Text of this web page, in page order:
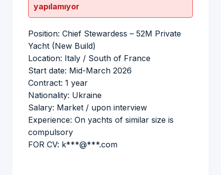
yapılamıyor
Position: Chief Stewardess – 52M Private
Yacht (New Build)
Location: Italy / South of France
Start date: Mid-March 2026
Contract: 1 year
Nationality: Ukraine
Salary: Market / upon interview
Experience: On yachts of similar size is
compulsory
FOR CV: k***@***.com